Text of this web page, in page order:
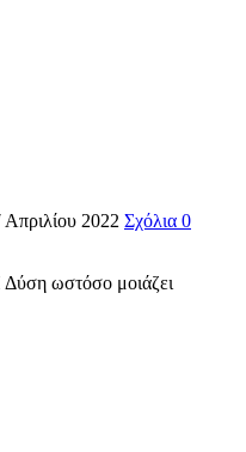
Απριλίου 2022 Σχόλια 0
Δύση ωστόσο μοιάζει